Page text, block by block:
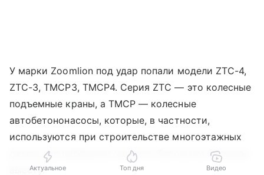
У марки Zoomlion под удар попали модели ZTC-4,
ZTC-3, TMCP3, TMCP4. Серия ZTC — это колесные
подъемные краны, а TMCP — колесные
автобетононасосы, которые, в частности,
используются при строительстве многоэтажных
домов для перекачки жидкого бетона на большую
высоту.Актуальное Топ дня Видео